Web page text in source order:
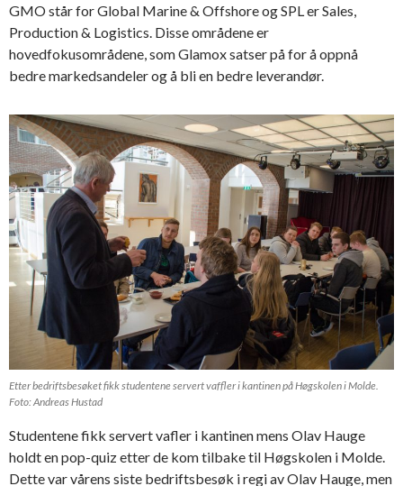
GMO står for Global Marine & Offshore og SPL er Sales,
Production & Logistics. Disse områdene er
hovedfokusområdene, som Glamox satser på for å oppnå
bedre markedsandeler og å bli en bedre leverandør.
Etter bedriftsbesøket fikk studentene servert vaffler i kantinen på Høgskolen i Molde.
Foto: Andreas Hustad
Studentene fikk servert vafler i kantinen mens Olav Hauge
holdt en pop-quiz etter de kom tilbake til Høgskolen i Molde.
Dette var vårens siste bedriftsbesøk i regi av Olav Hauge, men